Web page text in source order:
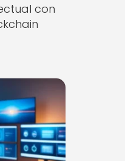
con